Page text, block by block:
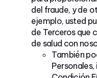
del fraude, y de
ejemplo, usted
de Terceros que
de salud con
También